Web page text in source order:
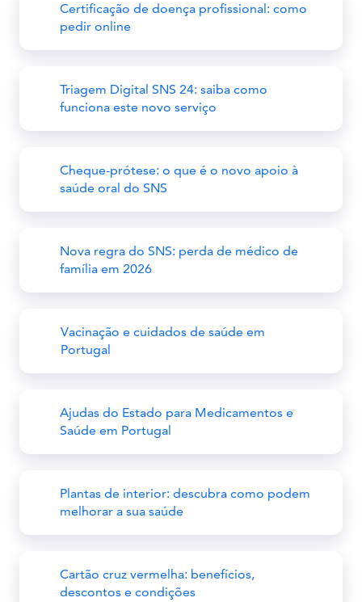
Certificação de doença profissional: como
pedir online
Triagem Digital SNS 24: saiba como
funciona este novo serviço
Cheque-prótese: o que é o novo apoio à
saúde oral do SNS
Nova regra do SNS: perda de médico de
família em 2026
Vacinação e cuidados de saúde em
Portugal
Ajudas do Estado para Medicamentos e
Saúde em Portugal
Plantas de interior: descubra como podem
melhorar a sua saúde
Cartão cruz vermelha: benefícios,
descontos e condições